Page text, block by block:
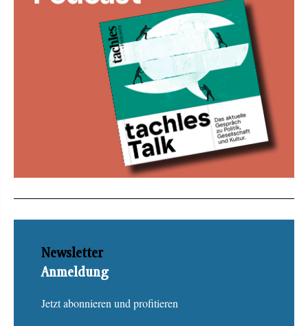
Newsletter
Anmeldung
Jetzt abonnieren und profitieren